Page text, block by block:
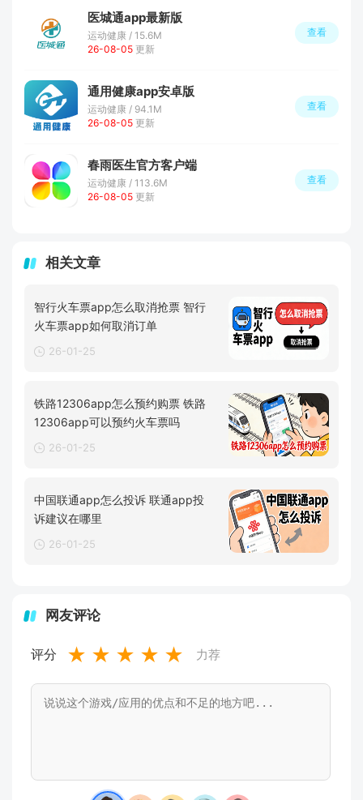
医城通app最新版
运动健康 / 15.6M
26-08-05 更新
查看
通用健康app安卓版
运动健康 / 94.1M
26-08-05 更新
查看
春雨医生官方客户端
运动健康 / 113.6M
26-08-05 更新
查看
相关文章
智行火车票app怎么取消抢票 智行
火车票app如何取消订单
26-01-25
铁路12306app怎么预约购票 铁路
12306app可以预约火车票吗
26-01-25
中国联通app怎么投诉 联通app投
诉建议在哪里
26-01-25
网友评论
评分 ★ ★ ★ ★ ★ 力荐